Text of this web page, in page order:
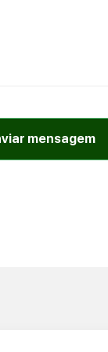
mensagem